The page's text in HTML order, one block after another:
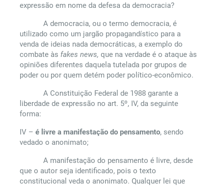
expressão em nome da defesa da democracia?
A democracia, ou o termo democracia, é
utilizado como um jargão propagandístico para a
venda de ideias nada democráticas, a exemplo do
combate às fakes news, que na verdade é o ataque às
opiniões diferentes daquela tutelada por grupos de
poder ou por quem detém poder político-econômico.
A Constituição Federal de 1988 garante a
liberdade de expressão no art. 5º, IV, da seguinte
forma:
IV – é livre a manifestação do pensamento, sendo
vedado o anonimato;
A manifestação do pensamento é livre, desde
que o autor seja identificado, pois o texto
constitucional veda o anonimato. Qualquer lei que